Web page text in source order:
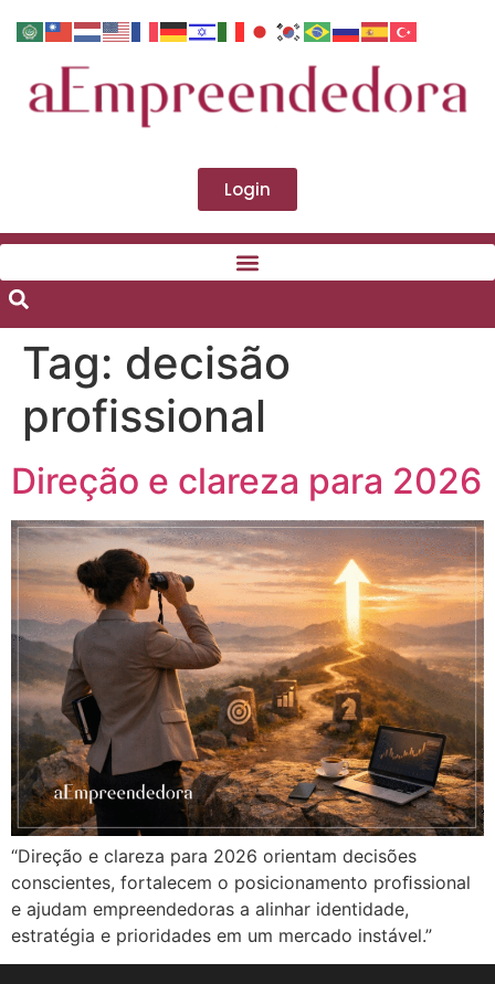
Login
Tag: decisão
profissional
Direção e clareza para 2026
“Direção e clareza para 2026 orientam decisões
conscientes, fortalecem o posicionamento proﬁssional
e ajudam empreendedoras a alinhar identidade,
estratégia e prioridades em um mercado instável.”